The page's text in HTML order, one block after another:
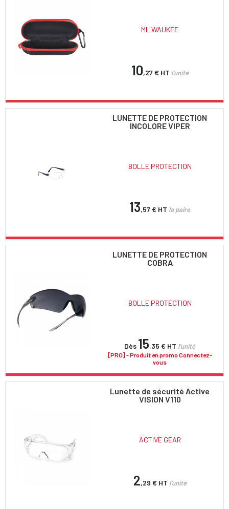
MILWAUKEE
10,27 € HT l'unité
LUNETTE DE PROTECTION
INCOLORE VIPER
BOLLE PROTECTION
13,57 € HT la paire
LUNETTE DE PROTECTION
COBRA
BOLLE PROTECTION
Dès 15,35 € HT l'unité
[PRO] - Produit en promo Connectez-
vous
Lunette de sécurité Active
VISION V110
ACTIVE GEAR
2,29 € HT l'unité